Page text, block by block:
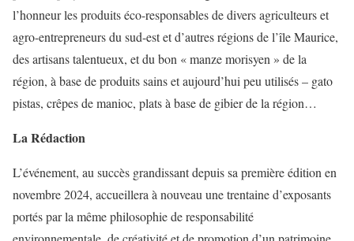
l’honneur les produits éco-responsables de divers agriculteurs et
agro-entrepreneurs du sud-est et d’autres régions de l’île Maurice,
des artisans talentueux, et du bon « manze morisyen » de la
région, à base de produits sains et aujourd’hui peu utilisés – gato
pistas, crêpes de manioc, plats à base de gibier de la région…
La Rédaction
L’événement, au succès grandissant depuis sa première édition en
novembre 2024, accueillera à nouveau une trentaine d’exposants
portés par la même philosophie de responsabilité